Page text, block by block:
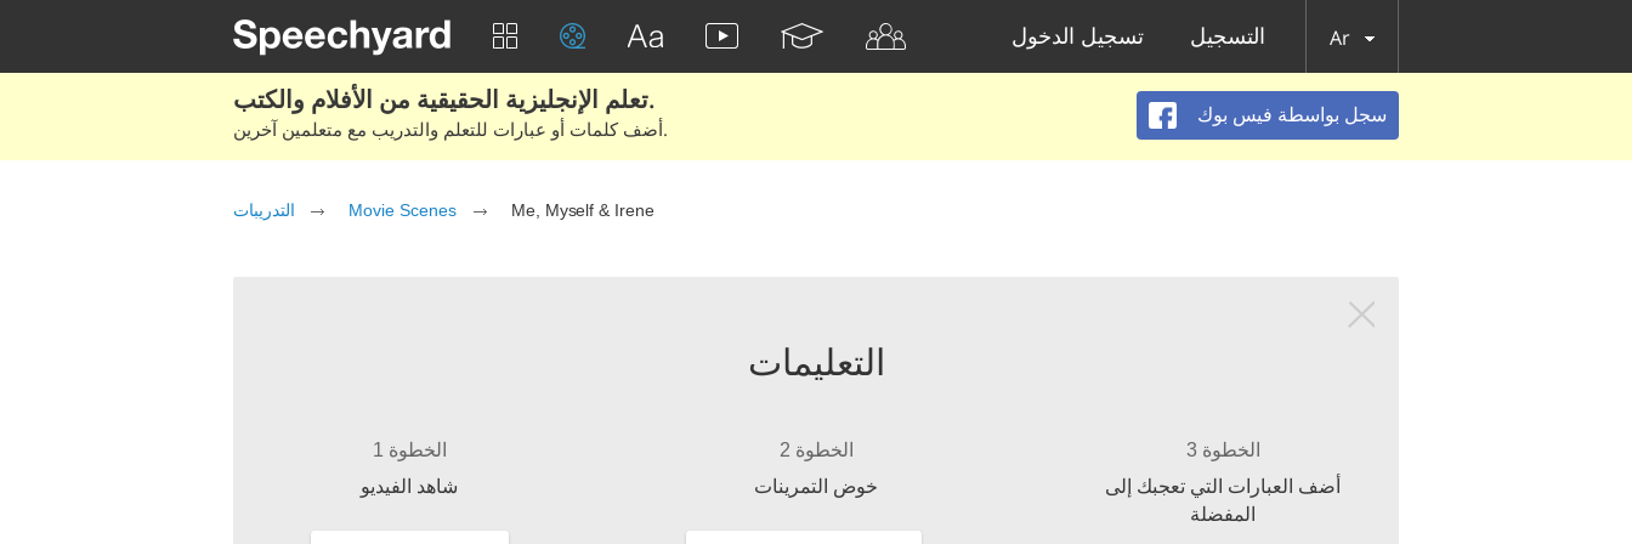
تسجيل الدخول التسجيل Ar
تعلم الإنجليزية الحقيقية من الأفلام والكتب.
أضف كلمات أو عبارات للتعلم والتدريب مع متعلمين آخرين.
سجل بواسطة فيس بوك
التدريبات Movie Scenes Me, Myself & Irene
التعليمات
الخطوة 1
شاهد الفيديو
الخطوة 2
خوض التمرينات
الخطوة 3
أضف العبارات التي تعجبك إلى
المفضلة